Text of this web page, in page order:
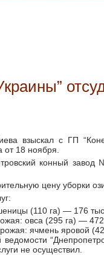
взыскал с ГП
от 18 ноября.
конный завод
цену уборки
(110 га) — 176 тыс
овса (295 га) —
ячмень яровой
ведомости
не осуществил.